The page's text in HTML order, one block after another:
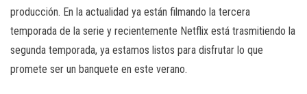
producción. En la actualidad ya están filmando la tercera
temporada de la serie y recientemente Netflix está trasmitiendo la
segunda temporada, ya estamos listos para disfrutar lo que
promete ser un banquete en este verano.